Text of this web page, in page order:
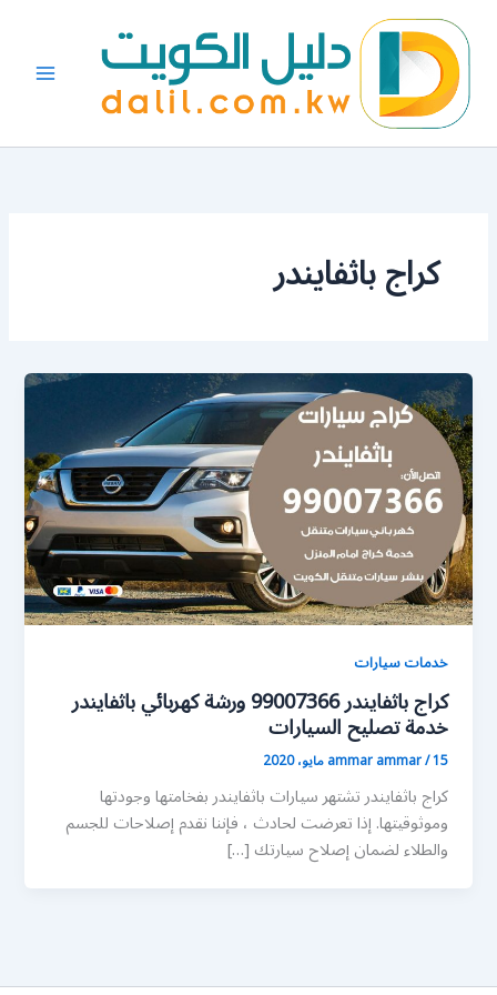
المحتوى
كراج باثفايندر
خدمات سيارات
كراج باثفايندر 99007366 ورشة كهربائي باثفايندر
خدمة تصليح السيارات
ammar ammar/15 مايو، 2020
كراج باثفايندر تشتهر سيارات باثفايندر بفخامتها وجودتها
وموثوقيتها. إذا تعرضت لحادث ، فإننا نقدم إصلاحات للجسم
والطلاء لضمان إصلاح سيارتك […]